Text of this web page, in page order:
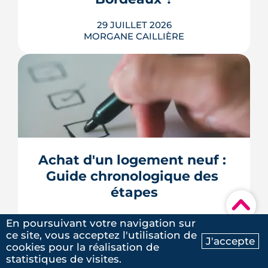
Ma recherche Contactez-nous
▾
LIRE L'ARTICLE
29 JUILLET 2026
MORGANE CAILLIÈRE
Combien rapporte une place de
parking à Bordeaux ? Prix de location
par quartier, calcul du rendement,
louer.
LIRE L'ARTICLE
Achat d'un logement neuf :
Guide chronologique des
étapes
23 JUILLET 2026
MORGANE CAILLIÈRE
En poursuivant votre navigation sur
ce site, vous acceptez l'utilisation de
cookies pour la réalisation de
statistiques de visites.
J'accepte